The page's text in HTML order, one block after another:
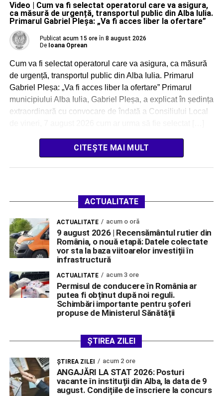
Video | Cum va fi selectat operatorul care va asigura,
ca măsură de urgență, transportul public din Alba Iulia.
Primarul Gabriel Pleșa: „Va fi acces liber la ofertare”
Publicat acum 15 ore în 8 august 2026
De Ioana Oprean
Cum va fi selectat operatorul care va asigura, ca măsură
de urgență, transportul public din Alba Iulia. Primarul
Gabriel Pleșa: „Va fi acces liber la ofertare” Primarul
municipiului Alba Iulia, Gabriel Pleșa, a explicat în ședința
extraordinară cu convocare de îndată a Consiliului Local
CITEȘTE MAI MULT
ACTUALITATE
ACTUALITATE acum o oră
9 august 2026 | Recensământul rutier din
România, o nouă etapă: Datele colectate
vor sta la baza viitoarelor investiții în
infrastructură
ACTUALITATE acum 3 ore
Permisul de conducere în România ar
putea fi obținut după noi reguli.
Schimbări importante pentru șoferi
propuse de Ministerul Sănătății
ȘTIREA ZILEI
ŞTIREA ZILEI acum 2 ore
ANGAJĂRI LA STAT 2026: Posturi
vacante în instituții din Alba, la data de 9
august. Condițiile de înscriere la concurs